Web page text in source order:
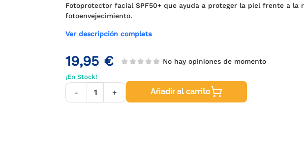
Fotoprotector facial SPF50+ que ayuda a proteger la piel frente a la
fotoenvejecimiento.
Ver descripción completa
19,95 € No hay opiniones de momento
¡En Stock!
- + Añadir al carrito